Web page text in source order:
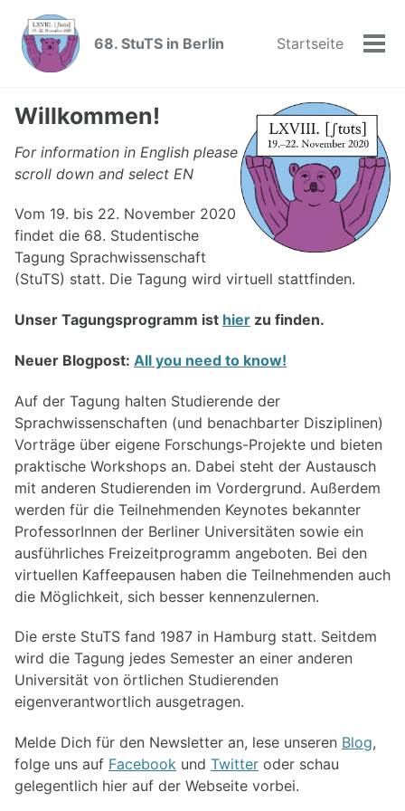
Skip
links
primary
navigation
content
footer
68. StuTS in Berlin Startseite
Willkommen!
For information in English please
scroll down and select EN
Vom 19. bis 22. November 2020
findet die 68. Studentische
Tagung Sprachwissenschaft
(StuTS) statt. Die Tagung wird virtuell stattfinden.
Unser Tagungsprogramm ist hier zu finden.
Neuer Blogpost: All you need to know!
Auf der Tagung halten Studierende der
Sprachwissenschaften (und benachbarter Disziplinen)
Vorträge über eigene Forschungs-Projekte und bieten
praktische Workshops an. Dabei steht der Austausch
mit anderen Studierenden im Vordergrund. Außerdem
werden für die Teilnehmenden Keynotes bekannter
ProfessorInnen der Berliner Universitäten sowie ein
ausführliches Freizeitprogramm angeboten. Bei den
virtuellen Kaffeepausen haben die Teilnehmenden auch
die Möglichkeit, sich besser kennenzulernen.
Die erste StuTS fand 1987 in Hamburg statt. Seitdem
wird die Tagung jedes Semester an einer anderen
Universität von örtlichen Studierenden
eigenverantwortlich ausgetragen.
Melde Dich für den Newsletter an, lese unseren Blog,
folge uns auf Facebook und Twitter oder schau
gelegentlich hier auf der Webseite vorbei.